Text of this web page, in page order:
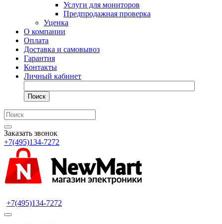
Услуги для мониторов
Предпродажная проверка
Уценка
О компании
Оплата
Доставка и самовывоз
Гарантия
Контакты
Личный кабинет
Поиск
Заказать звонок
+7(495)134-7272
+7(495)134-7272